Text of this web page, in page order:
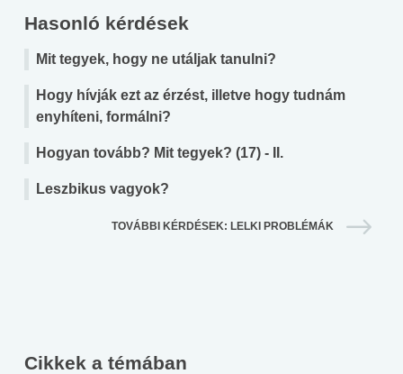
Hasonló kérdések
Mit tegyek, hogy ne utáljak tanulni?
Hogy hívják ezt az érzést, illetve hogy tudnám
enyhíteni, formálni?
Hogyan tovább? Mit tegyek? (17) - II.
Leszbikus vagyok?
TOVÁBBI KÉRDÉSEK: LELKI PROBLÉMÁK
Cikkek a témában